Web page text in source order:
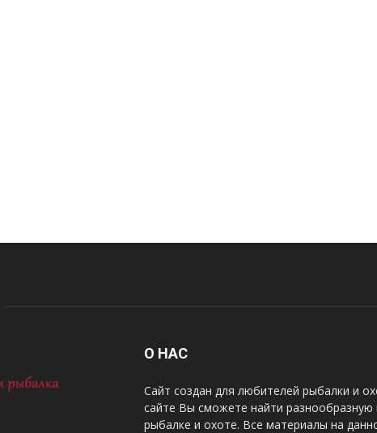
О НАС
Сайт создан для любителей рыбалки и
сайте Вы сможете найти
рыбалке и охоте. Все материалы на